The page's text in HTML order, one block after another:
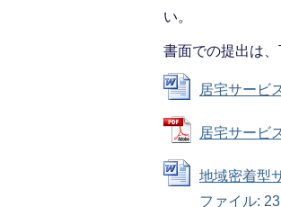
い。
書面での提出は
居宅サービ
居宅サービ
地域密着型
ファイル: